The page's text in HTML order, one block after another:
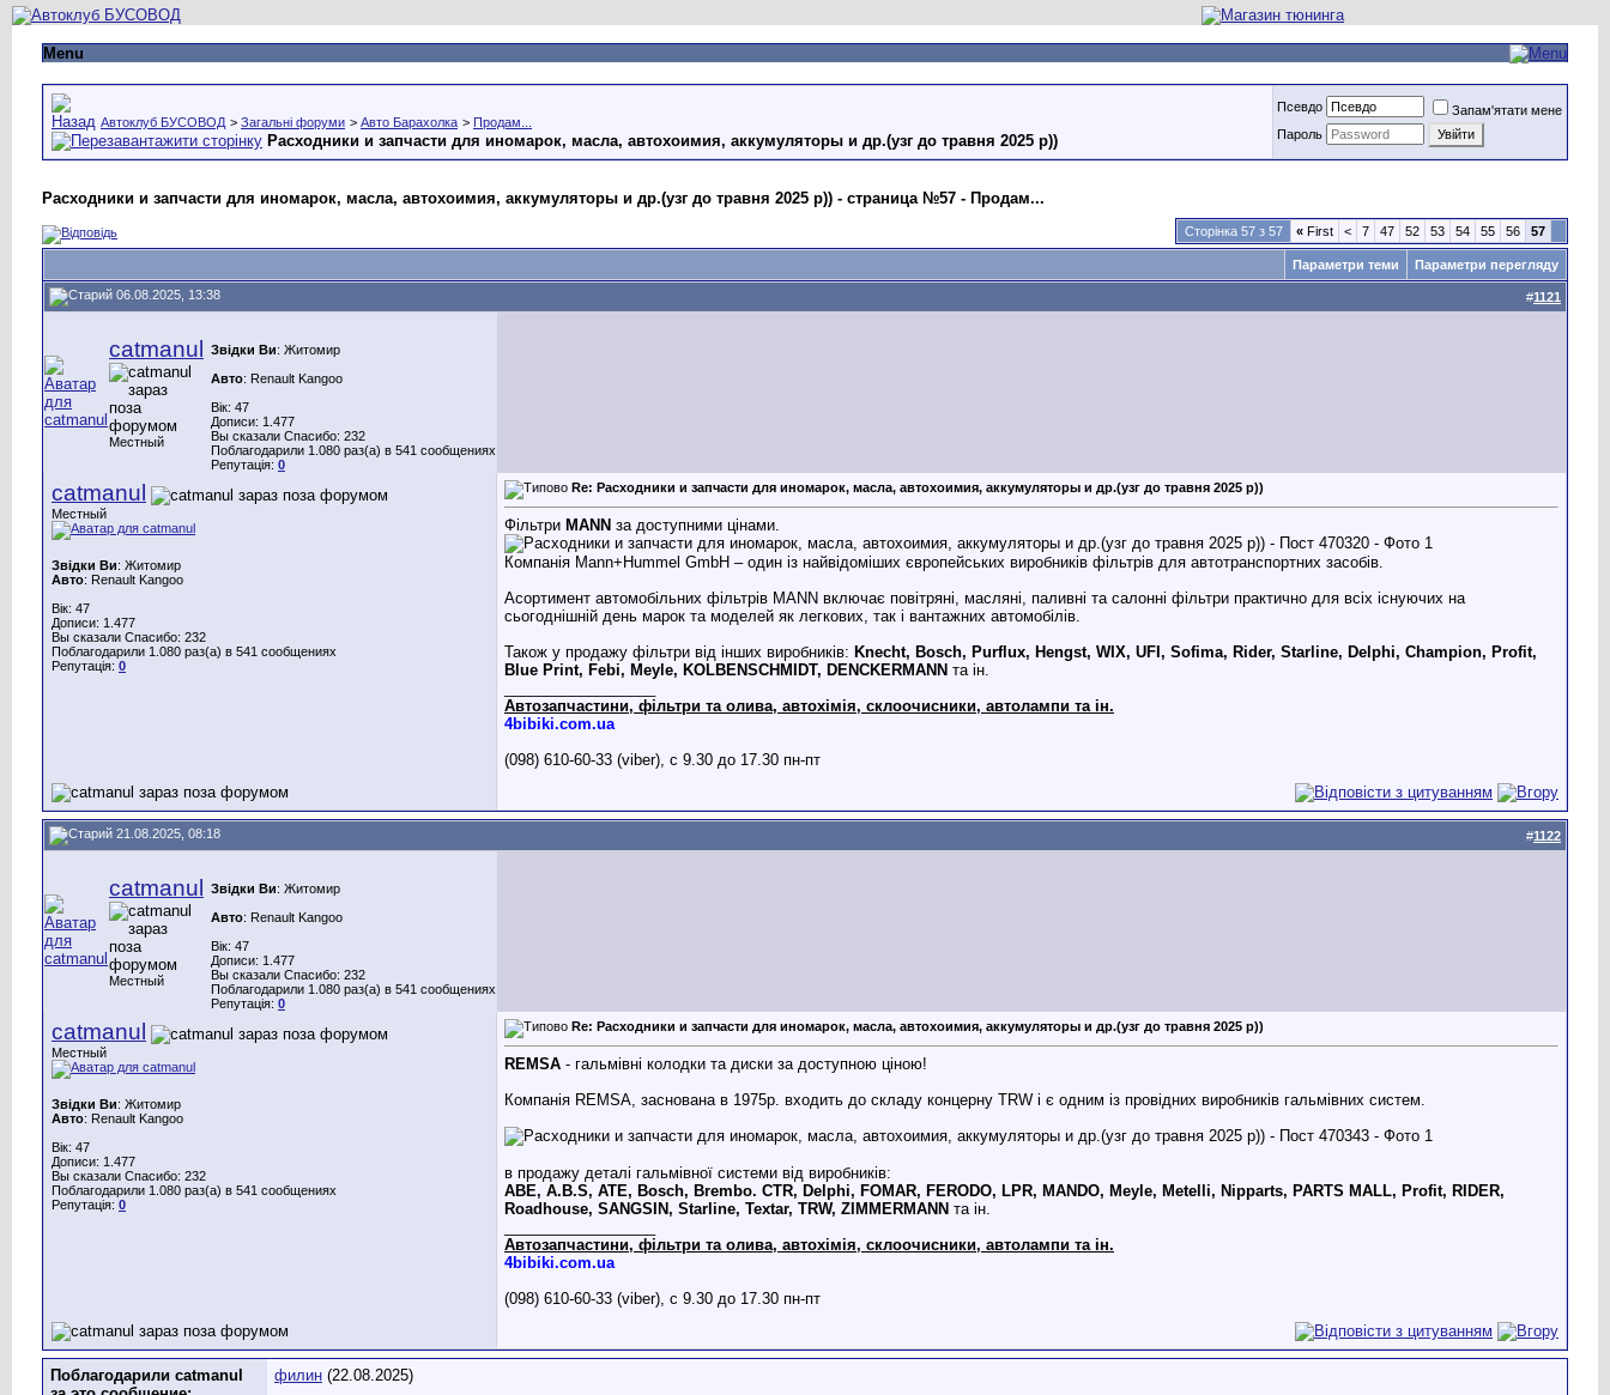
Menu
Автоклуб БУСОВОД > Загальні форуми > Авто Барахолка > Продам...
Расходники и запчасти для иномарок, масла, автохоимия, аккумуляторы и др.(узг до травня 2025 р))
Псевдо
Запам'ятати мене
Пароль
Расходники и запчасти для иномарок, масла, автохоимия, аккумуляторы и др.(узг до травня 2025 р)) - страница №57 - Продам...
Сторінка 57 з 57 « First < 7 47 52 53 54 55 56 57
Параметри теми Параметри перегляду
06.08.2025, 13:38 #1121
catmanul
Местный
Звідки Ви: Житомир
Авто: Renault Kangoo
Вік: 47
Дописи: 1.477
Вы сказали Спасибо: 232
Поблагодарили 1.080 раз(а) в 541 сообщениях
Репутація: 0
catmanul
Местный
Звідки Ви: Житомир
Авто: Renault Kangoo
Вік: 47
Дописи: 1.477
Вы сказали Спасибо: 232
Поблагодарили 1.080 раз(а) в 541 сообщениях
Репутація: 0
Re: Расходники и запчасти для иномарок, масла, автохоимия, аккумуляторы и др.(узг до травня 2025 р))
Фільтри MANN за доступними цінами.
Компанія Mann+Hummel GmbH – один із найвідоміших європейських виробників фільтрів для автотранспортних засобів.
Асортимент автомобільних фільтрів MANN включає повітряні, масляні, паливні та салонні фільтри практично для всіх існуючих на
сьогоднішній день марок та моделей як легкових, так і вантажних автомобілів.
Також у продажу фільтри від інших виробників: Knecht, Bosch, Purflux, Hengst, WIX, UFI, Sofima, Rider, Starline, Delphi, Champion, Profit,
Blue Print, Febi, Meyle, KOLBENSCHMIDT, DENCKERMANN та ін.
Автозапчастини, фільтри та олива, автохімія, склоочисники, автолампи та ін.
4bibiki.com.ua
(098) 610-60-33 (viber), с 9.30 до 17.30 пн-пт
21.08.2025, 08:18 #1122
catmanul
Местный
Звідки Ви: Житомир
Авто: Renault Kangoo
Вік: 47
Дописи: 1.477
Вы сказали Спасибо: 232
Поблагодарили 1.080 раз(а) в 541 сообщениях
Репутація: 0
catmanul
Местный
Звідки Ви: Житомир
Авто: Renault Kangoo
Вік: 47
Дописи: 1.477
Вы сказали Спасибо: 232
Поблагодарили 1.080 раз(а) в 541 сообщениях
Репутація: 0
Re: Расходники и запчасти для иномарок, масла, автохоимия, аккумуляторы и др.(узг до травня 2025 р))
REMSA - гальмівні колодки та диски за доступною ціною!
Компанія REMSA, заснована в 1975р. входить до складу концерну TRW і є одним із провідних виробників гальмівних систем.
в продажу деталі гальмівної системи від виробників:
ABE, A.B.S, ATE, Bosch, Brembo. CTR, Delphi, FOMAR, FERODO, LPR, MANDO, Meyle, Metelli, Nipparts, PARTS MALL, Profit, RIDER,
Roadhouse, SANGSIN, Starline, Textar, TRW, ZIMMERMANN та ін.
Автозапчастини, фільтри та олива, автохімія, склоочисники, автолампи та ін.
4bibiki.com.ua
(098) 610-60-33 (viber), с 9.30 до 17.30 пн-пт
Поблагодарили catmanul
филин (22.08.2025)